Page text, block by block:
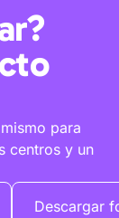
para
centros y un
Descargar